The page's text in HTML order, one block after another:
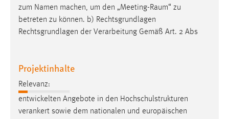
zum Namen machen, um den „Meeting-Raum“ zu
betreten zu können. b) Rechtsgrundlagen
Rechtsgrundlagen der Verarbeitung Gemäß Art. 2 Abs
Projektinhalte
Relevanz:
entwickelten Angebote in den Hochschulstrukturen
verankert sowie dem nationalen und europäischen
EXTERNE MEDIEN
externen Medien Cookies gesetzt.
YouTube